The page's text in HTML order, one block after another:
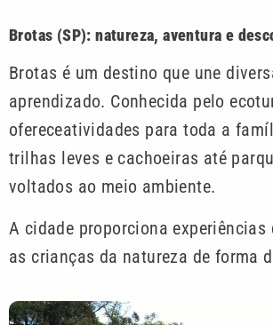
Brotas (SP): natureza, aventura e
Brotas é um destino que une
aprendizado. Conhecida pelo
ofereceatividades para toda a
trilhas leves e cachoeiras até
voltados ao meio ambiente.
A cidade proporciona experiências
as crianças da natureza de forma